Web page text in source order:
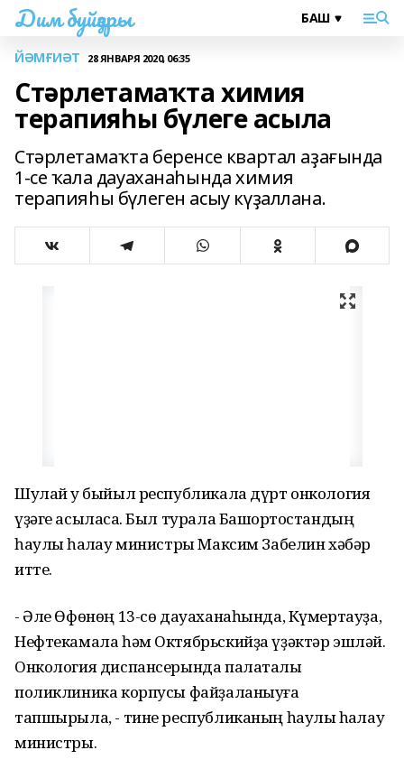
Дим буйҙары
ЙӘМҒИӘТ 28 ЯНВАРЯ 2020, 06:35
Стәрлетамаҡта химия
терапияһы бүлеге асыла
Стәрлетамаҡта беренсе квартал аҙағында
1-се ҡала дауаханаһында химия
терапияһы бүлеген асыу күҙаллана.
Шулай уҡ быйыл республикала дүрт онкология
үҙәге асыласаҡ. Был турала Башҡортостандың
һаулыҡ һаҡлау министры Максим Забелин хәбәр
итте.
- Әле Өфөнөң 13-сө дауаханаһында, Күмертауҙа,
Нефтекамала һәм Октябрьскийҙа үҙәктәр эшләй.
Онкология диспансерында палаталы
поликлиника корпусы файҙаланыуға
тапшырыла, - тине республиканың һаулыҡ һаҡлау
министры.